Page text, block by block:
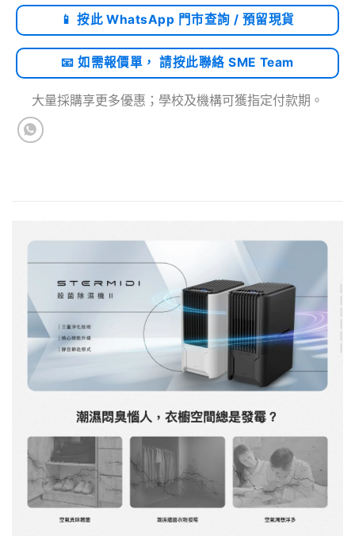
📱 按此 WhatsApp 門市查詢 / 預留現貨
📧 如需報價單， 請按此聯絡 SME Team
大量採購享更多優惠；學校及機構可獲指定付款期。